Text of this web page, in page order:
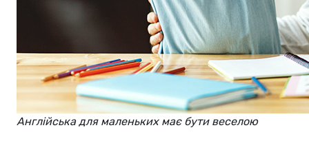
Англійська для маленьких має бути веселою